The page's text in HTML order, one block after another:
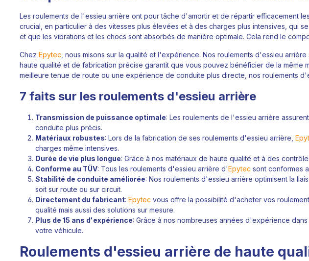
Les roulements de l'essieu arrière ont pour tâche d'amortir et de répartir efficacement
crucial, en particulier à des vitesses plus élevées et à des charges plus intensives, qui
et que les vibrations et les chocs sont absorbés de manière optimale. Cela rend le
Chez Epytec, nous misons sur la qualité et l'expérience. Nos roulements d'essieu
haute qualité et de fabrication précise garantit que vous pouvez bénéficier de la
meilleure tenue de route ou une expérience de conduite plus directe, nos roulements
7 faits sur les roulements d'essieu arrière
Transmission de puissance optimale: Les roulements de l'essieu arrière
conduite plus précis.
Matériaux robustes: Lors de la fabrication de ses roulements d'essieu arrière,
charges même intensives.
Durée de vie plus longue: Grâce à nos matériaux de haute qualité et à des
Conforme au TÜV: Tous les roulements d'essieu arrière d'Epytec sont conformes
Stabilité de conduite améliorée: Nos roulements d'essieu arrière optimisent la
soit sur route ou sur circuit.
Directement du fabricant: Epytec vous offre la possibilité d'acheter vos
qualité mais aussi des solutions sur mesure.
Plus de 15 ans d'expérience: Grâce à nos nombreuses années d'expérience
votre véhicule.
Roulements d'essieu arrière de haute